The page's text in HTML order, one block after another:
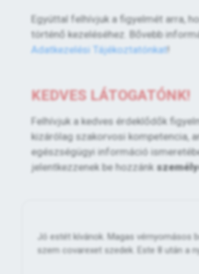
Egyúttal felhívjuk a figyelmét arra,
történő kezeléséhez. Bővebb
Adatkezelési Tájékoztatónkat!
KEDVES LÁTOGATÓNK!
Felhívjuk a kedves érdeklődők
kizárólag szakorvosi kompetencia,
egészségügyi információ
jelentkezzenek be hozzánk
Jó estét kívánok. Magas vérnyomásos
szem covarexet szedek. Este 8 után a